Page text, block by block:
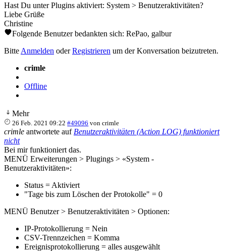
Hast Du unter Plugins aktiviert: System > Benutzeraktivitäten?
Liebe Grüße
Christine
Folgende Benutzer bedankten sich: RePao, galbur
Bitte Anmelden oderRegistrieren um der Konversation beizutreten.
crimle
Offline
Mehr
26 Feb. 2021 09:22 #49096 voncrimle
crimle antwortete auf Benutzeraktivitäten (Action LOG) funktioniert
nicht
Bei mir funktioniert das.
MENÜ Erweiterungen > Plugings > «System -
Benutzeraktivitäten»:
Status = Aktiviert
"Tage bis zum Löschen der Protokolle" = 0
MENÜ Benutzer > Benutzeraktivitäten > Optionen:
IP-Protokollierung = Nein
CSV-Trennzeichen = Komma
Ereignisprotokollierung = alles ausgewählt